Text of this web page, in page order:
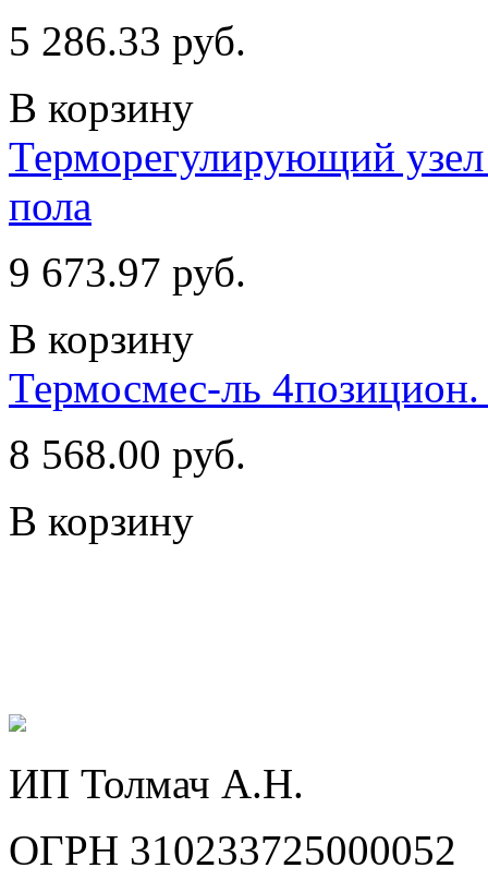
5 286.33 руб.
В корзину
Терморегулирующий
пола
9 673.97 руб.
В корзину
Термосмес-ль
8 568.00 руб.
В корзину
ИП Толмач А.Н.
ОГРН 310233725000052